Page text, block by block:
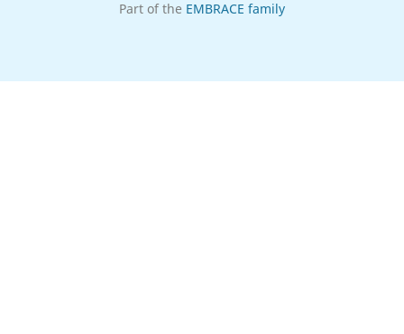
Part of the EMBRACE family